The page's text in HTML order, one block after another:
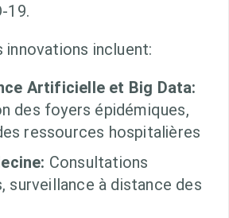
19.
innovations incluent:
Artificielle et Big Data:
des foyers épidémiques,
ressources hospitalières
Consultations
surveillance à distance des